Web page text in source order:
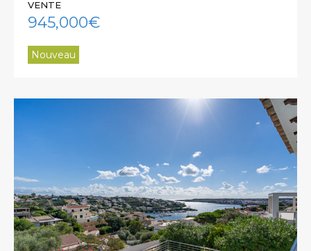
VENTE
945,000€
Nouveau